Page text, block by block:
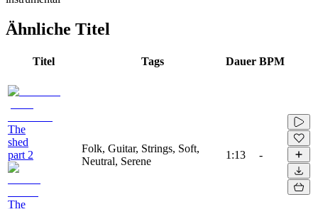
Ähnliche Titel
Titel Tags Dauer BPM
The
shed
part 2
The
Folk, Guitar, Strings, Soft,
Neutral, Serene
1:13 -